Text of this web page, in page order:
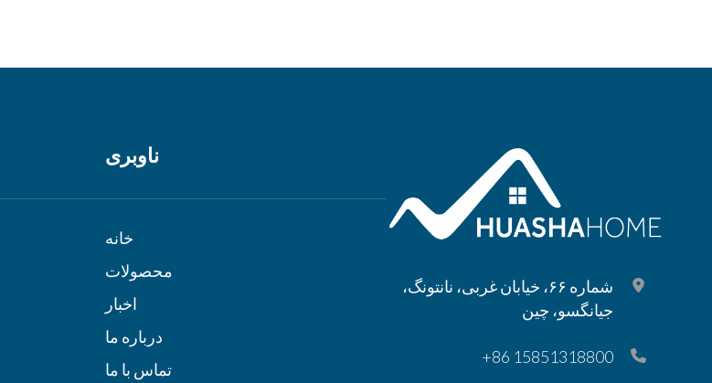
ناوبری
خانه
محصولات
اخبار
درباره ما
تماس با ما
شماره ۶۶، خیابان غربی، نانتونگ،
جیانگسو، چین
‎+86 15851318800‎